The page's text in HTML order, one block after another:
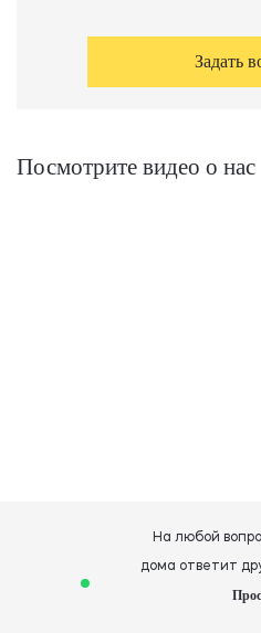
Задать
Посмотрите видео о нас
На любой
дома ответит